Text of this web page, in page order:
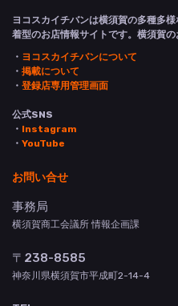
ヨコスカイチバンは横須賀の多種多
着型のお店情報サイトです。横須賀
・ ヨコスカイチバンについて
・ 掲載について
・ 登録店専用管理画面
公式SNS
・ Instagram
・ YouTube
お問い合せ
事務局
横須賀商工会議所 情報企画課
〒238-8585
神奈川県横須賀市平成町2-14-4